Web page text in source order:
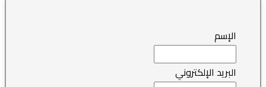
الإسم
البريد الإلكتروني